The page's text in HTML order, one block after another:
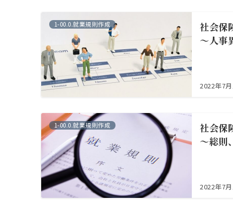
1-00.0.就業規則作成
社会保
～人事
2022年7
1-00.0.就業規則作成
社会保
～総則
2022年7